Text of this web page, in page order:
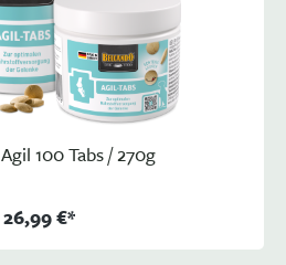
100 Tabs / 270g
26,99 €*